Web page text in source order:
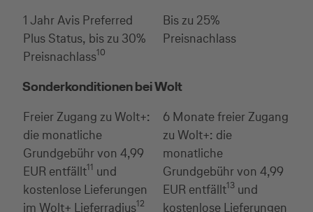
1 Jahr Avis Preferred
Plus Status, bis zu 30%
Preisnachlass10
Bis zu 25%
Preisnachlass
Sonderkonditionen bei Wolt
Freier Zugang zu Wolt+:
die monatliche
Grundgebühr von 4,99
EUR entfällt11 und
kostenlose Lieferungen
im Wolt+ Lieferradius12
6 Monate freier Zugang
zu Wolt+: die
monatliche
Grundgebühr von 4,99
EUR entfällt13 und
kostenlose Lieferungen